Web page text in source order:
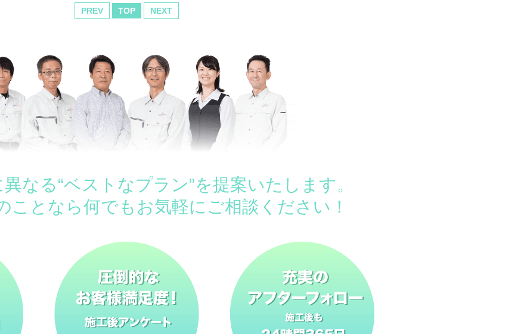
PREV TOP NEXT
なる“ベストなプラン”を提案いたします。
ことなら何でもお気軽にご相談ください！